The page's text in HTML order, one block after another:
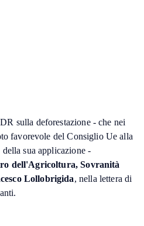
sulla deforestazione - che nei
favorevole del Consiglio Ue alla
sua applicazione -
dell'Agricoltura, Sovranità
Lollobrigida, nella lettera di